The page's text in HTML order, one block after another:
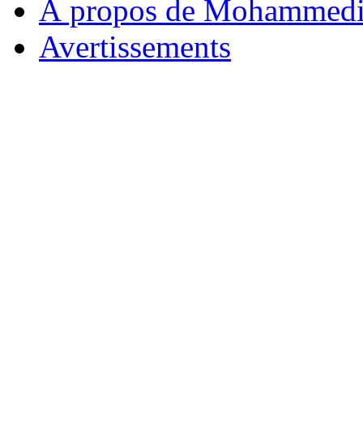
À propos de
Avertissements